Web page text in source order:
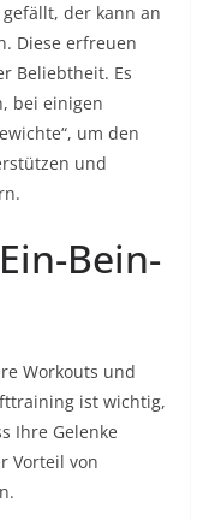
der kann an
Diese erfreuen
Beliebtheit. Es
bei einigen
um den
und
Bein-
Workouts und
ist wichtig,
Ihre Gelenke
Vorteil von